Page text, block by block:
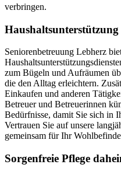
verbringen.
Seniorenbetreuung Lebherz
zum Bügeln und Aufräumen
die den Alltag erleichtern.
Einkaufen und anderen
Betreuer und Betreuerinnen
Bedürfnisse, damit Sie sich in
Vertrauen Sie auf unsere
gemeinsam für Ihr
Sorgenfreie Pflege